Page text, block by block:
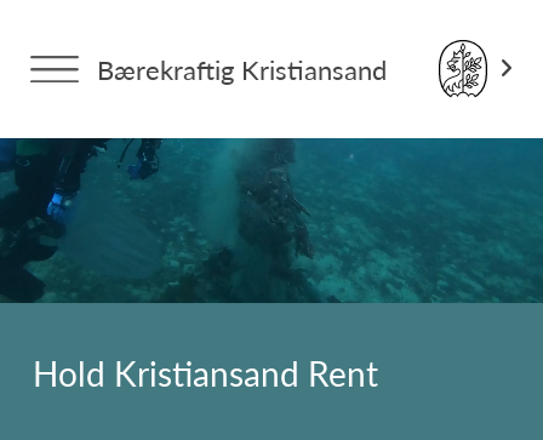
Bærekraftig Kristiansand
Hold Kristiansand Rent